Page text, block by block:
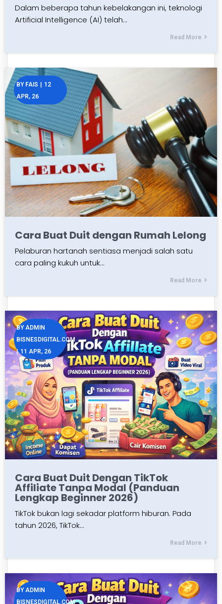
Dalam beberapa tahun kebelakangan ini, teknologi
Artificial Intelligence (AI) telah…
Read More
Cara Buat Duit dengan Rumah Lelong
BY FAIS
12
APR, 26
Pelaburan hartanah sentiasa menjadi salah satu
cara paling kukuh untuk…
Read More
Cara Buat Duit Dengan TikTok
Affiliate Tanpa Modal (Panduan
Lengkap Beginner 2026)
BY ADMIN
BISNESDIGITAL.COM
| 11 APR, 26
TikTok bukan lagi sekadar platform hiburan. Pada
tahun 2026, TikTok…
Read More
BYADMIN
BISNESDIGITAL.COM